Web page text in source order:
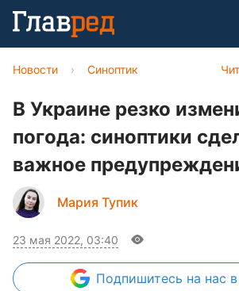
Новости › Синоптик
В Украине резко
погода: синоптики
важное
Мария Тупик
23 мая 2022, 03:40
Подпишитесь на нас